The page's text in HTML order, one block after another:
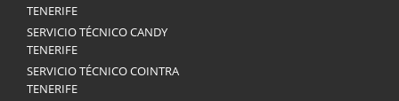
TENERIFE
SERVICIO TÉCNICO CANDY
TENERIFE
SERVICIO TÉCNICO COINTRA
TENERIFE